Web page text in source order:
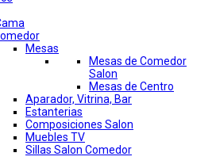
Mesas
Mesas de Comedor
Salon
Mesas de Centro
Aparador, Vitrina, Bar
Estanterias
Composiciones Salon
Muebles TV
Sillas Salon Comedor